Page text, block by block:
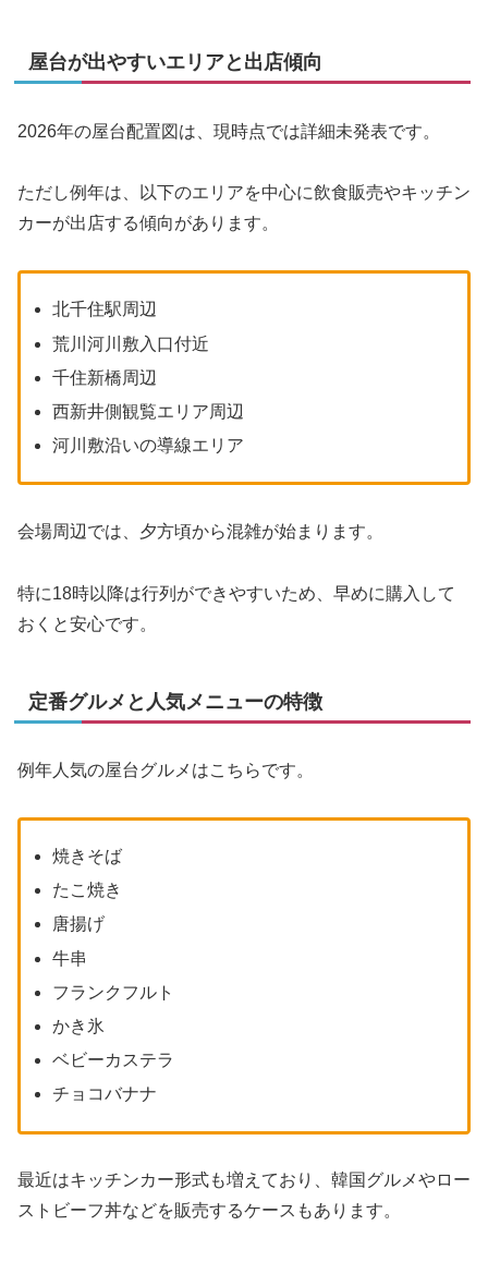
屋台が出やすいエリアと出店傾向
2026年の屋台配置図は、現時点では詳細未発表です。
ただし例年は、以下のエリアを中心に飲食販売やキッチン
カーが出店する傾向があります。
北千住駅周辺
荒川河川敷入口付近
千住新橋周辺
西新井側観覧エリア周辺
河川敷沿いの導線エリア
会場周辺では、夕方頃から混雑が始まります。
特に18時以降は行列ができやすいため、早めに購入して
おくと安心です。
定番グルメと人気メニューの特徴
例年人気の屋台グルメはこちらです。
焼きそば
たこ焼き
唐揚げ
牛串
フランクフルト
かき氷
ベビーカステラ
チョコバナナ
最近はキッチンカー形式も増えており、韓国グルメやロー
ストビーフ丼などを販売するケースもあります。